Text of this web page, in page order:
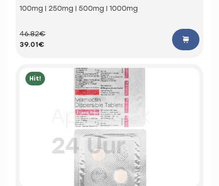
100mg | 250mg | 500mg | 1000mg
46.82€
39.01€
Hit!